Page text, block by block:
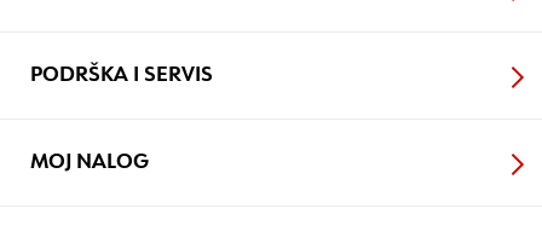
PODRŠKA I SERVIS
MOJ NALOG